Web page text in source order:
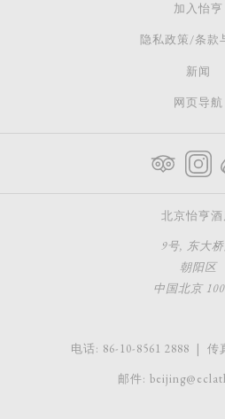
加入怡亨
隐私政策/条款
新闻
网页导航
北京怡亨酒
9号, 东大
朝阳区
中国北京
电话: 86-10-8561 2888 | 传
邮件: